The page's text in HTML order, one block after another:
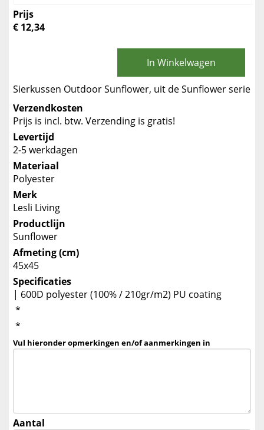
Prijs
€ 12,34
In Winkelwagen
Sierkussen Outdoor Sunflower, uit de Sunflower serie
Verzendkosten
Prijs is incl. btw. Verzending is gratis!
Levertijd
2-5 werkdagen
Materiaal
Polyester
Merk
Lesli Living
Productlijn
Sunflower
Afmeting (cm)
45x45
Specificaties
| 600D polyester (100% / 210gr/m2) PU coating
*
*
Vul hieronder opmerkingen en/of aanmerkingen in
Aantal